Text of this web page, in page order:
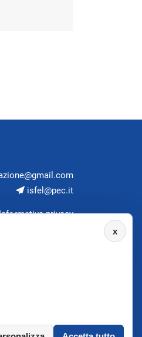
isfel@pec.it
privacy
x